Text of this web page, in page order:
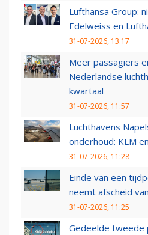
Lufthansa Group:
Edelweiss en
31-07-2026, 13:17
Meer passagiers
Nederlandse
kwartaal
31-07-2026, 11:57
Luchthavens
onderhoud: KLM
31-07-2026, 11:28
Einde van een
neemt afscheid
31-07-2026, 11:25
Gedeelde tweede